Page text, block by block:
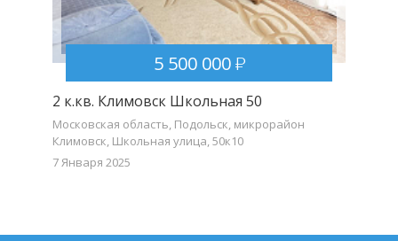
5 500 000
2 к.кв. Климовск Школьная 50
Московская область, Подольск, микрорайон
Климовск, Школьная улица, 50к10
7 Января 2025